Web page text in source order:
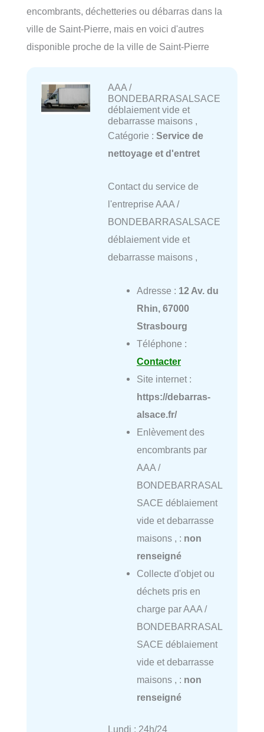
encombrants, déchetteries ou débarras dans la
ville de Saint-Pierre, mais en voici d'autres
disponible proche de la ville de Saint-Pierre
AAA /
BONDEBARRASALSACE
déblaiement vide et
debarrasse maisons ,
Catégorie : Service de
nettoyage et d'entret
Contact du service de
l'entreprise AAA /
BONDEBARRASALSACE
déblaiement vide et
debarrasse maisons ,
Adresse : 12 Av. du
Rhin, 67000
Strasbourg
Téléphone :
Contacter
Site internet :
https://debarras-
alsace.fr/
Enlèvement des
encombrants par
AAA /
BONDEBARRASAL
SACE déblaiement
vide et debarrasse
maisons , : non
renseigné
Collecte d'objet ou
déchets pris en
charge par AAA /
BONDEBARRASAL
SACE déblaiement
vide et debarrasse
maisons , : non
renseigné
Lundi : 24h/24